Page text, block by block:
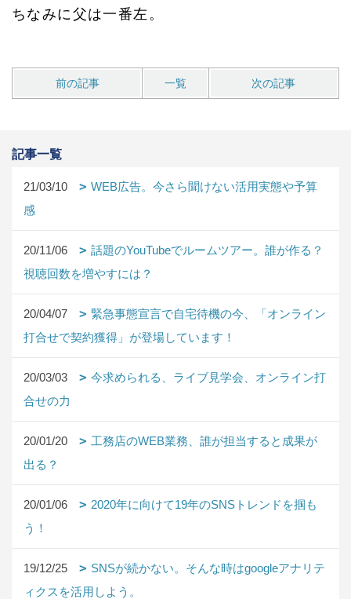
ちなみに父は一番左。
前の記事 一覧 次の記事
記事一覧
21/03/10
WEB広告。今さら聞けない活用実態や予算
感
20/11/06
話題のYouTubeでルームツアー。誰が作る？
視聴回数を増やすには？
20/04/07
緊急事態宣言で自宅待機の今、「オンライン
打合せで契約獲得」が登場しています！
20/03/03
今求められる、ライブ見学会、オンライン打
合せの力
20/01/20
工務店のWEB業務、誰が担当すると成果が
出る？
20/01/06
2020年に向けて19年のSNSトレンドを掴も
う！
19/12/25
SNSが続かない。そんな時はgoogleアナリテ
ィクスを活用しよう。